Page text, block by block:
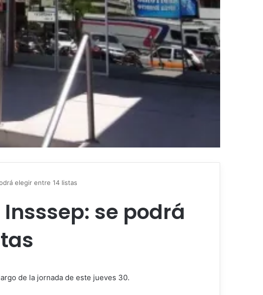
elegir entre 14 listas
se podrá
de la jornada de este jueves 30.